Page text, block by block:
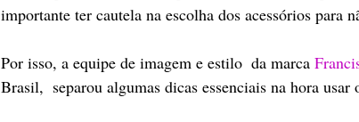
importante ter cautela na escolha dos acessórios para
Por isso, a equipe de imagem e estilo  da marca
Brasil,  separou algumas dicas essenciais na hora